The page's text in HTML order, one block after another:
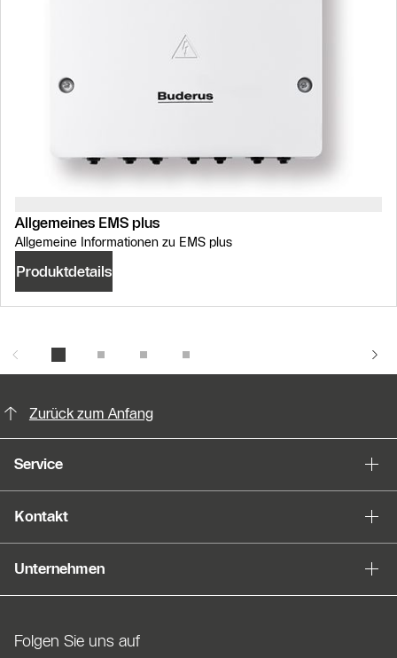
Allgemeines EMS plus
Allgemeine Informationen zu EMS plus
Produktdetails
Zurück zum Anfang
Service
Kontakt
Unternehmen
Folgen Sie uns auf